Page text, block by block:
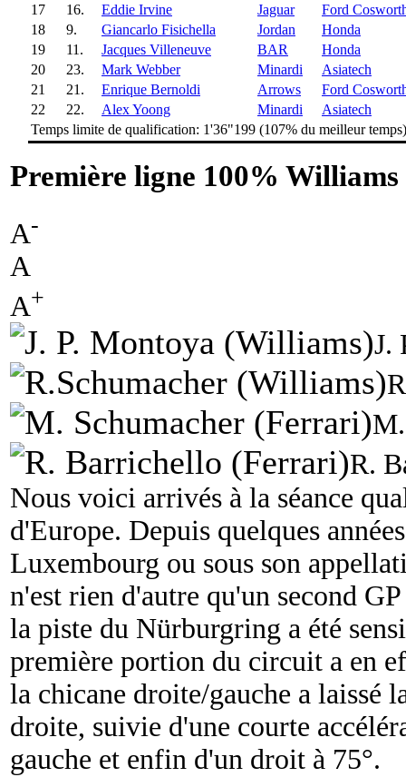
17
16. Eddie Irvine Jaguar
Ford
18
9. Giancarlo Fisichella Jordan
Honda
19
11. Jacques Villeneuve BAR
Honda
20
23. Mark Webber Minardi
Asiatech
21
21. Enrique Bernoldi Arrows
Ford
22
22. Alex Yoong Minardi
Asiatech
Temps limite de qualification: 1'36"199 (107% du meilleur temps)
Première ligne 100% Williams
A-
A
A+
J.
R.
Nous voici arrivés à la séance
d'Europe. Depuis quelques
Luxembourg ou sous son
n'est rien d'autre qu'un second
la piste du Nürburgring a été
première portion du circuit a en
la chicane droite/gauche a laissé
droite, suivie d'une courte
gauche et enfin d'un droit à 75°.